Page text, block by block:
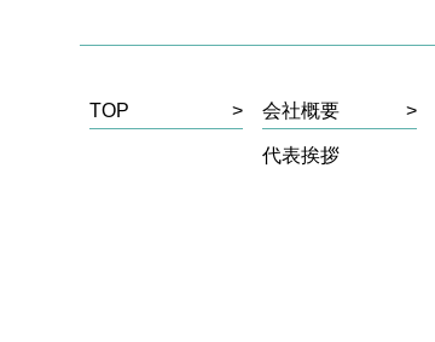
TOP > 会社概要 >
代表挨拶